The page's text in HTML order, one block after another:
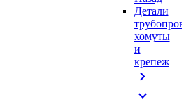
Детали
хомуты
и
крепеж
chevron_right
expand_more